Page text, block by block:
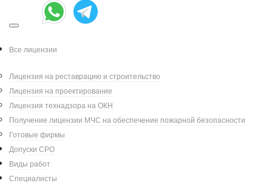
Все лицензии
Лицензия на реставрацию и строительство
Лицензия на проектирование
Лицензия технадзора на ОКН
Получение лицензии МЧС на обеспечение пожарной безопасности
Готовые фирмы
Допуски СРО
Виды работ
Специалисты
Проектирование работ
по сохранению ОКН
«Здание почтовой
станции, где
останавливался
Пушкин Александр